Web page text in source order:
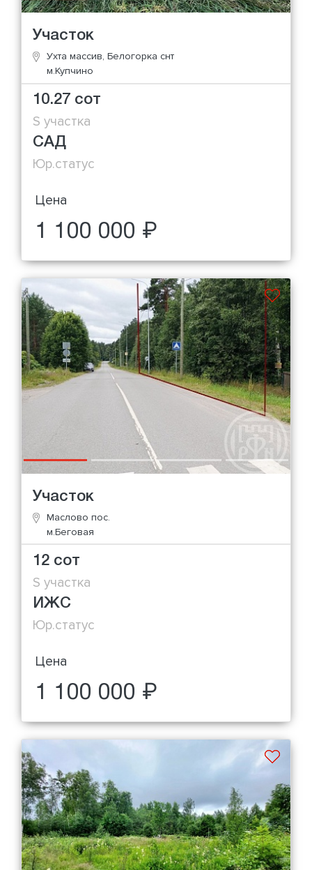
Участок
Ухта массив, Белогорка снт
м.Купчино
10.27 сот
S участка
САД
Юр.статус
Цена
1 100 000 ₽
Участок
Маслово пос.
м.Беговая
12 сот
S участка
ИЖС
Юр.статус
Цена
1 100 000 ₽